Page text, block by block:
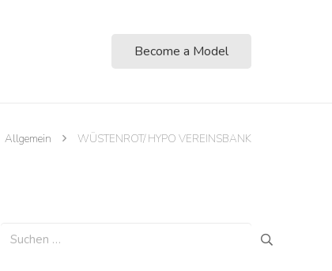
Become a Model
Allgemein WÜSTENROT/ HYPO VEREINSBANK
Suchen